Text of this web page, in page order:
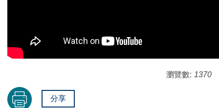
瀏覽數: 1370
分享